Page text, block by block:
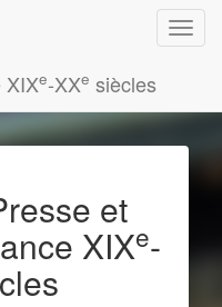
XIXe-XXe siècles
et
XIXe-